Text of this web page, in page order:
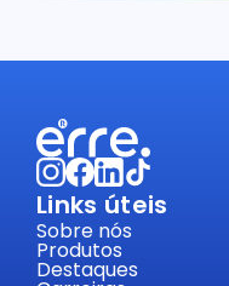
Links úteis
Sobre nós
Produtos
Destaques